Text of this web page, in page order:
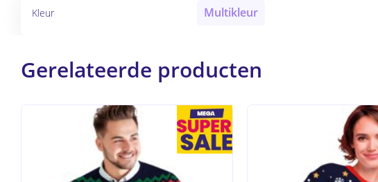
Kleur Multikleur
Gerelateerde producten